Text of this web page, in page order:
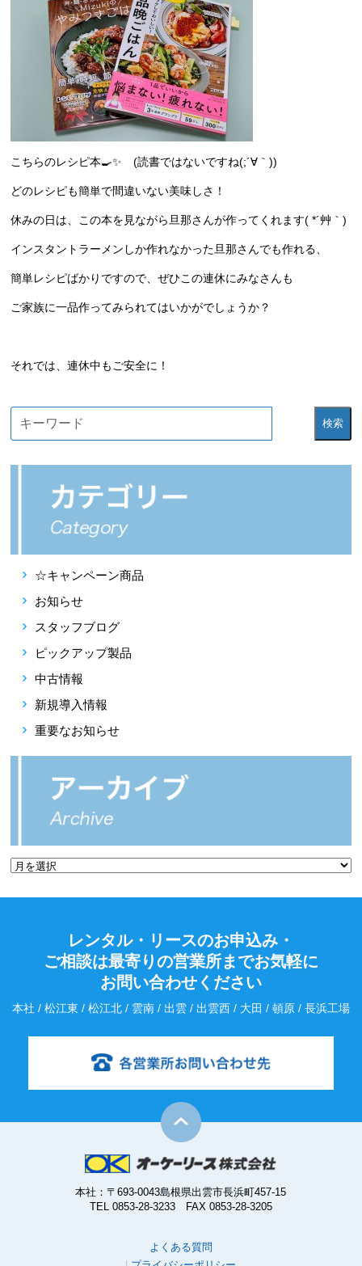
こちらのレシピ本🍳✨ (読書ではないですね(;´∀｀))
どのレシピも簡単で間違いない美味しさ！
休みの日は、この本を見ながら旦那さんが作ってくれます( *´艸｀)
インスタントラーメンしか作れなかった旦那さんでも作れる、
簡単レシピばかりですので、ぜひこの連休にみなさんも
ご家族に一品作ってみられてはいかがでしょうか？
それでは、連休中もご安全に！
検索
☆キャンペーン商品
お知らせ
スタッフブログ
ピックアップ製品
中古情報
新規導入情報
重要なお知らせ
レンタル・リースのお申込み・
ご相談は最寄りの営業所までお気軽に
お問い合わせください
本社 / 松江東 / 松江北 / 雲南 / 出雲 / 出雲西 / 大田 / 頓原 / 長浜工場
本社：〒693-0043島根県出雲市長浜町457-15
TEL 0853-28-3233 FAX 0853-28-3205
よくある質問